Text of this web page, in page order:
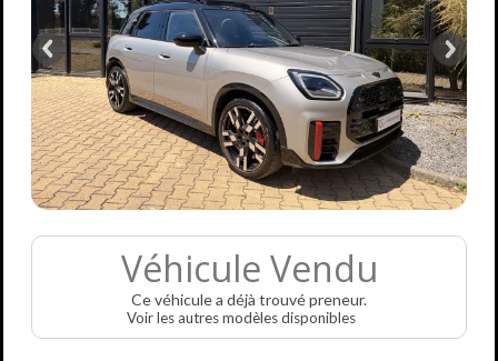
Véhicule Vendu
Ce véhicule a déjà trouvé preneur.
Voir les autres modèles disponibles